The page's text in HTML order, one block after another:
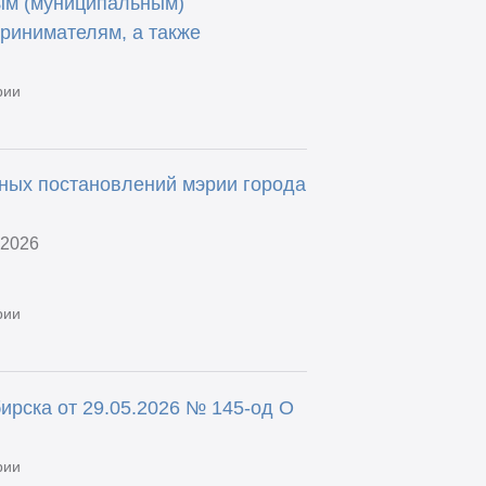
а также
постановлений мэрии города
от 29.05.2026 № 145-од О